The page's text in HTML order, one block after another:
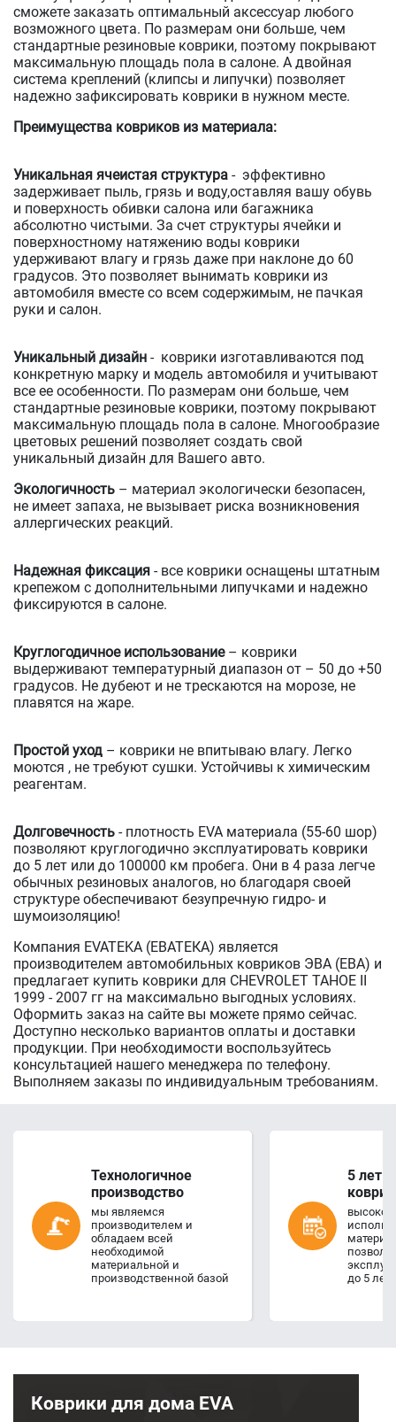
сможете заказать оптимальный аксессуар любого
возможного цвета. По размерам они больше, чем
стандартные резиновые коврики, поэтому покрывают
максимальную площадь пола в салоне. А двойная
система креплений (клипсы и липучки) позволяет
надежно зафиксировать коврики в нужном месте.
Преимущества ковриков из материала:
Уникальная ячеистая структура - эффективно
задерживает пыль, грязь и воду,оставляя вашу обувь
и поверхность обивки салона или багажника
абсолютно чистыми. За счет структуры ячейки и
поверхностному натяжению воды коврики
удерживают влагу и грязь даже при наклоне до 60
градусов. Это позволяет вынимать коврики из
автомобиля вместе со всем содержимым, не пачкая
руки и салон.
Уникальный дизайн - коврики изготавливаются под
конкретную марку и модель автомобиля и учитывают
все ее особенности. По размерам они больше, чем
стандартные резиновые коврики, поэтому покрывают
максимальную площадь пола в салоне. Многообразие
цветовых решений позволяет создать свой
уникальный дизайн для Вашего авто.
Экологичность – материал экологически безопасен,
не имеет запаха, не вызывает риска возникновения
аллергических реакций.
Надежная фиксация - все коврики оснащены штатным
крепежом с дополнительными липучками и надежно
фиксируются в салоне.
Круглогодичное использование– коврики
выдерживают температурный диапазон от – 50 до +50
градусов. Не дубеют и не трескаются на морозе, не
плавятся на жаре.
Простой уход – коврики не впитываю влагу. Легко
моются , не требуют сушки. Устойчивы к химическим
реагентам.
Долговечность - плотность EVA материала (55-60 шор)
позволяют круглогодично эксплуатировать коврики
до 5 лет или до 100000 км пробега. Они в 4 раза легче
обычных резиновых аналогов, но благодаря своей
структуре обеспечивают безупречную гидро- и
шумоизоляцию!
Компания EVATEKA (ЕВАТЕКА) является
производителем автомобильных ковриков ЭВА (ЕВА) и
предлагает купить коврики для CHEVROLET TAHOE II
1999 - 2007 гг на максимально выгодных условиях.
Оформить заказ на сайте вы можете прямо сейчас.
Доступно несколько вариантов оплаты и доставки
продукции. При необходимости воспользуйтесь
консультацией нашего менеджера по телефону.
Выполняем заказы по индивидуальным требованиям.
Технологичное
производство
мы являемся
производителем и
обладаем всей
необходимой
материальной и
производственной базой
5 лет
высокое
до 5 лет
Коврики для дома EVA